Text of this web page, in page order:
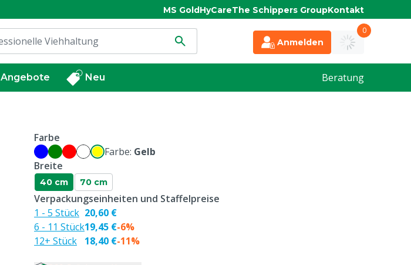
MS GoldHyCareThe Schippers GroupKontakt
Anmelden
0
Angebote Neu Beratung
Farbe
Farbe: Gelb
Breite
40 cm 70 cm
Verpackungseinheiten und Staffelpreise
1 - 5 Stück
6 - 11 Stück
12+ Stück
20,60 €
19,45 €
18,40 €
-6%
-11%